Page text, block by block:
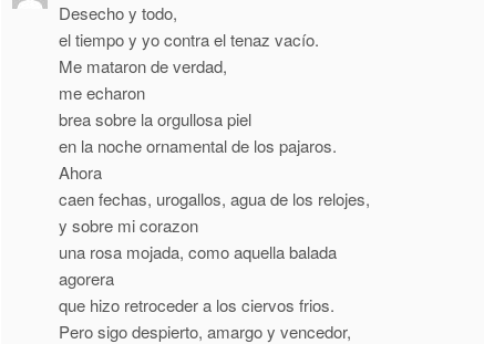
Desecho y todo,
el tiempo y yo contra el tenaz vací­o.
Me mataron de verdad,
me echaron
brea sobre la orgullosa piel
en la noche ornamental de los pajaros.
Ahora
caen fechas, urogallos, agua de los relojes,
y sobre mi corazon
una rosa mojada, como aquella balada
agorera
que hizo retroceder a los ciervos frios.
Pero sigo despierto, amargo y vencedor,